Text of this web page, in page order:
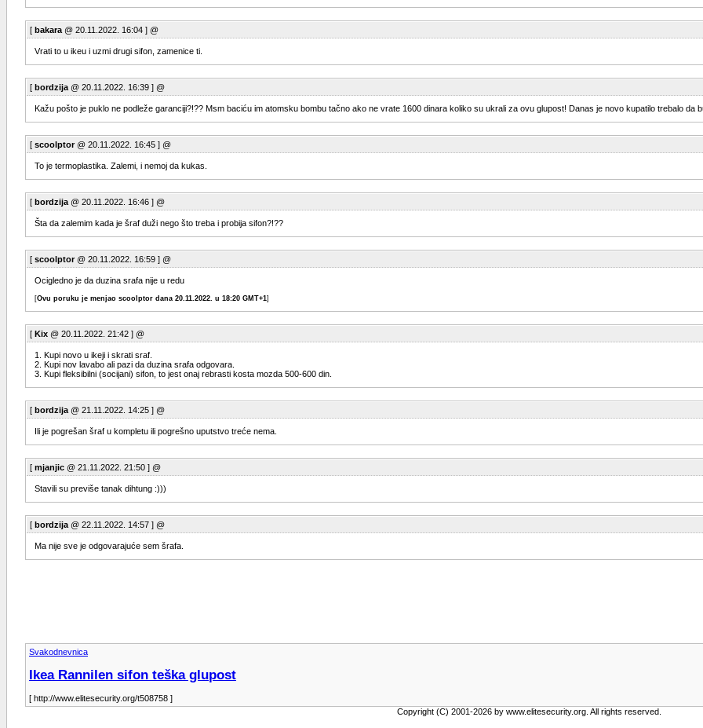
[ bakara @ 20.11.2022. 16:04 ] @
Vrati to u ikeu i uzmi drugi sifon, zamenice ti.
[ bordzija @ 20.11.2022. 16:39 ] @
Kažu pošto je puklo ne podleže garanciji?!?? Msm baciću im atomsku bombu tačno ako ne vrate 1600 dinara koliko su ukrali za ovu glupost! Danas je novo kupatilo trebalo da
[ scoolptor@ 20.11.2022. 16:45 ] @
To je termoplastika. Zalemi, i nemoj da kukas.
[ bordzija @ 20.11.2022. 16:46 ] @
Šta da zalemim kada je šraf duži nego što treba i probija sifon?!??
[ scoolptor@ 20.11.2022. 16:59 ] @
Ocigledno je da duzina srafa nije u redu
[Ovu poruku je menjao scoolptor dana 20.11.2022. u 18:20 GMT+1]
[ Kix @ 20.11.2022. 21:42 ] @
1. Kupi novo u ikeji i skrati sraf.
2. Kupi nov lavabo ali pazi da duzina srafa odgovara.
3. Kupi fleksibilni (socijani) sifon, to jest onaj rebrasti kosta mozda 500-600 din.
[ bordzija @ 21.11.2022. 14:25 ] @
Ili je pogrešan šraf u kompletu ili pogrešno uputstvo treće nema.
[ mjanjic @ 21.11.2022. 21:50 ] @
Stavili su previše tanak dihtung :)))
[ bordzija @ 22.11.2022. 14:57 ] @
Ma nije sve je odgovarajuće sem šrafa.
Svakodnevnica
Ikea Rannilen sifon teška glupost
[ http://www.elitesecurity.org/t508758 ]
Copyright (C) 2001-2026 by www.elitesecurity.org. All rights reserved.